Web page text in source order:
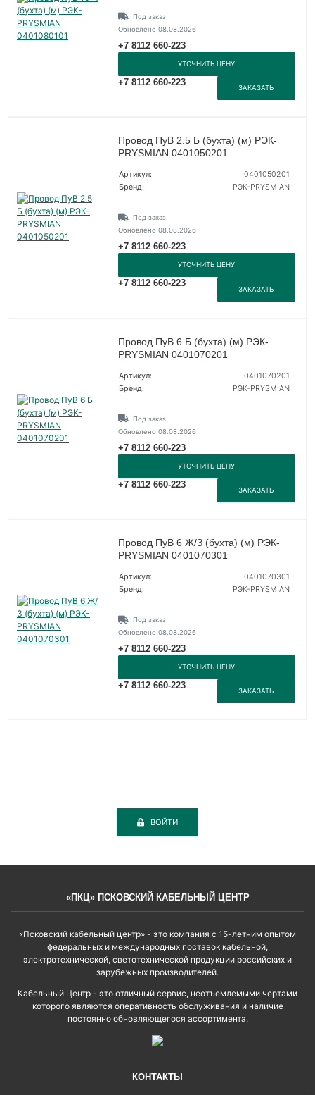
Под заказ
Обновлено 08.08.2026
+7 8112 660-223
УТОЧНИТЬ ЦЕНУ
+7 8112 660-223
ЗАКАЗАТЬ
Провод ПуВ 2.5 Б (бухта) (м) РЭК-
PRYSMIAN 0401050201
Артикул:
0401050201
Бренд:
РЭК-PRYSMIAN
Под заказ
Обновлено 08.08.2026
+7 8112 660-223
УТОЧНИТЬ ЦЕНУ
+7 8112 660-223
ЗАКАЗАТЬ
Провод ПуВ 6 Б (бухта) (м) РЭК-
PRYSMIAN 0401070201
Артикул:
0401070201
Бренд:
РЭК-PRYSMIAN
Под заказ
Обновлено 08.08.2026
+7 8112 660-223
УТОЧНИТЬ ЦЕНУ
+7 8112 660-223
ЗАКАЗАТЬ
Провод ПуВ 6 Ж/З (бухта) (м) РЭК-
PRYSMIAN 0401070301
Артикул:
0401070301
Бренд:
РЭК-PRYSMIAN
Под заказ
Обновлено 08.08.2026
+7 8112 660-223
УТОЧНИТЬ ЦЕНУ
+7 8112 660-223
ЗАКАЗАТЬ
ВОЙТИ
«ПКЦ» ПСКОВСКИЙ КАБЕЛЬНЫЙ ЦЕНТР
«Псковский кабельный центр» - это компания с 15-летним опытом
федеральных и международных поставок кабельной,
электротехнической, светотехнической продукции российских и
зарубежных производителей.
Кабельный Центр - это отличный сервис, неотъемлемыми чертами
которого являются оперативность обслуживания и наличие
постоянно обновляющегося ассортимента.
КОНТАКТЫ